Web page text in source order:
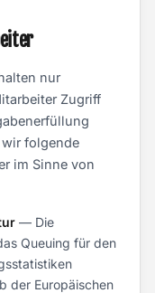
nur
Zugriff
folgende
im Sinne von
— Die
Queuing für den
der Europäischen